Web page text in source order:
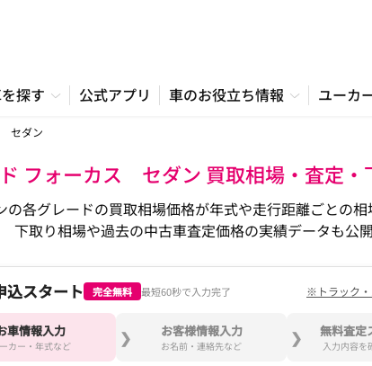
探す 公式アプリ 車のお役立ち情報 ユーカ
セダン
フォーカス セダン 買取相場・査定・
各グレードの買取相場価格が年式や走行距離ごとの相
下取り相場や過去の中古車査定価格の実績データも公
込スタート 完全無料 最短60秒で入力完了 ※トラック
車情報入力
カー・年式など
お客様情報入力
お名前・連絡先など
無料査定
入力内容を